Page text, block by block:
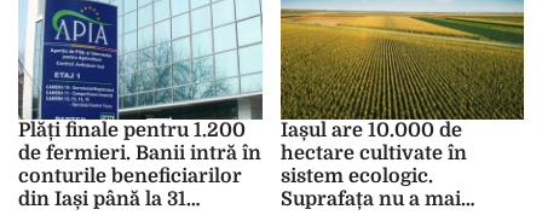
Plăți finale pentru 1.200
de fermieri. Banii intră în
conturile beneficiarilor
din Iași până la 31
Iașul are 10.000 de
hectare cultivate în
sistem ecologic.
Suprafața nu a mai